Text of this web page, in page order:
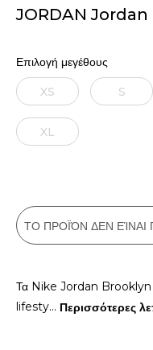
JORDAN
Επιλογή μεγέθους
XS S
XL
ΤΟ ΠΡΟΪΌΝ ΔΕΝ
Τα Nike Jordan Brooklyn
lifesty... Περισσότερες